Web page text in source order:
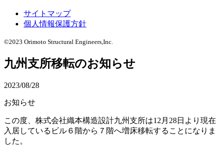
サイトマップ
個人情報保護方針
©2023 Orimoto Structural Engineers,Inc.
九州支所移転のお知らせ
2023/08/28
お知らせ
この度、株式会社織本構造設計九州支所は12月28日より現在
入居しているビル６階から７階へ増床移転することになりま
した。